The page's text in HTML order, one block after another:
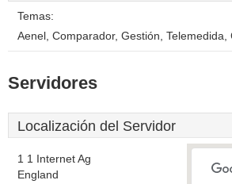
Temas:
Aenel, Comparador, Gestión, Telemedida,
Servidores
Localización del Servidor
1 1 Internet Ag
England